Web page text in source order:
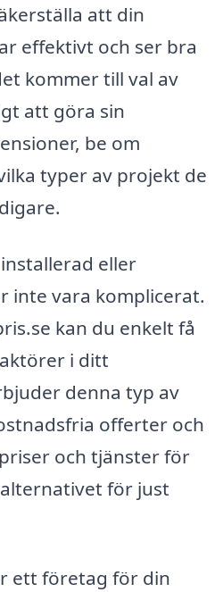
att din
effektivt och ser bra
kommer till val av
att göra sin
be om
typer av projekt de
eller
inte vara komplicerat.
kan du enkelt få
i ditt
denna typ av
offerter och
och tjänster för
för just
ett företag för din